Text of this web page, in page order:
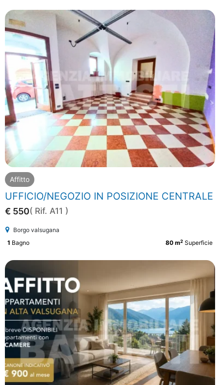
Affitto
UFFICIO/NEGOZIO IN POSIZIONE CENTRALE
€ 550( Rif. A11 )
Borgo valsugana
80 m2 Superficie
1 Bagno